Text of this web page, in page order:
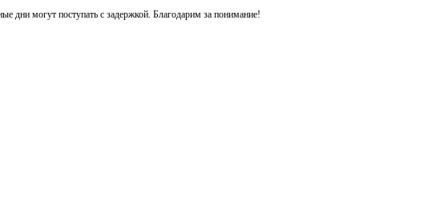
могут поступать с задержкой. Благодарим за понимание!